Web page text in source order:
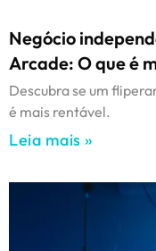
Negócio
Arcade: O que é
Descubra se um
é mais rentável.
Leia mais »